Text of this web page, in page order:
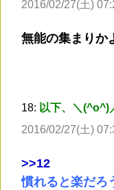
2016/02/27(土)
無能の集まりか
18: 以下、＼(^o^)
2016/02/27(土)
>>12
慣れると楽だろ